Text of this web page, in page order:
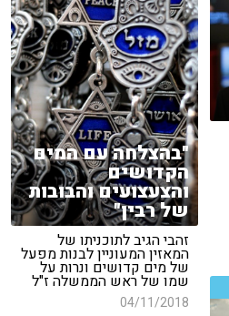
"בהצלחה עם המים
הקדושים
והצעצועים והבובות
של רבין"
זהבי הגיב לתוכניתו של
המאזין המעוניין לבנות מפעל
של מים קדושים ונרות על
שמו של ראש הממשלה ז"ל
04/11/2018